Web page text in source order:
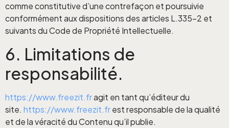
comme constitutive d’une contrefaçon et poursuivie
conformément aux dispositions des articles L.335-2 et
suivants du Code de Propriété Intellectuelle.
6. Limitations de
responsabilité.
https://www.freezit.fragit en tant qu’éditeur du
site. https://www.freezit.frest responsable de la qualité
et de la véracité du Contenu qu’il publie.